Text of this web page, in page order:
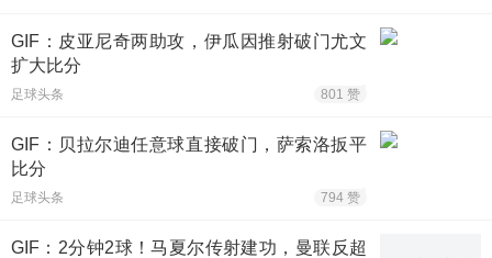
GIF：皮亚尼奇两助攻，伊瓜因推射破门尤文
扩大比分
足球头条 801 赞
GIF：贝拉尔迪任意球直接破门，萨索洛扳平
比分
足球头条 794 赞
GIF：2分钟2球！马夏尔传射建功，曼联反超